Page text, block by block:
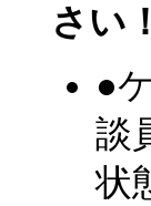
さい！
●
談
状